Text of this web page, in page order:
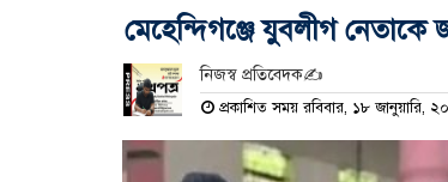
মেহেন্দিগঞ্জে যুবলীগ
নিজস্ব প্রতিবেদক✍️
প্রকাশিত সময় রবিবার, ১৮ জানুয়ারি,